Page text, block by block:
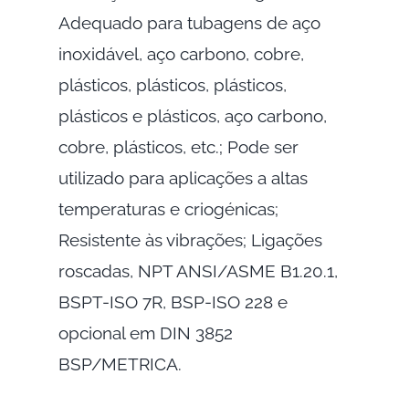
Adequado para tubagens de aço
inoxidável, aço carbono, cobre,
plásticos, plásticos, plásticos,
plásticos e plásticos, aço carbono,
cobre, plásticos, etc.; Pode ser
utilizado para aplicações a altas
temperaturas e criogénicas;
Resistente às vibrações; Ligações
roscadas, NPT ANSI/ASME B1.20.1,
BSPT-ISO 7R, BSP-ISO 228 e
opcional em DIN 3852
BSP/METRICA.